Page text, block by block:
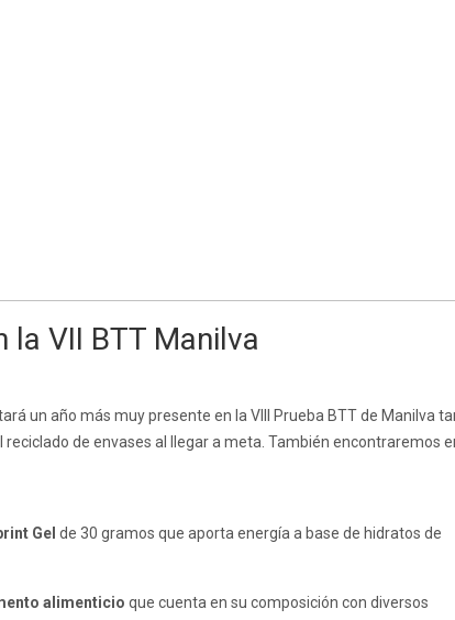
VII BTT Manilva
un año más muy presente en la VIII Prueba BTT de Manilva
de envases al llegar a meta. También
Gel de 30 gramos que aporta energía a base de hidratos de
alimenticio que cuenta en su composición con diversos